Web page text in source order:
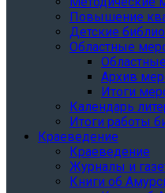
Повышение
Детские
Областные
Архив
Итоги
Календарь
Итоги работы
Краеведение
Краеведение
Журналы и
Книги об